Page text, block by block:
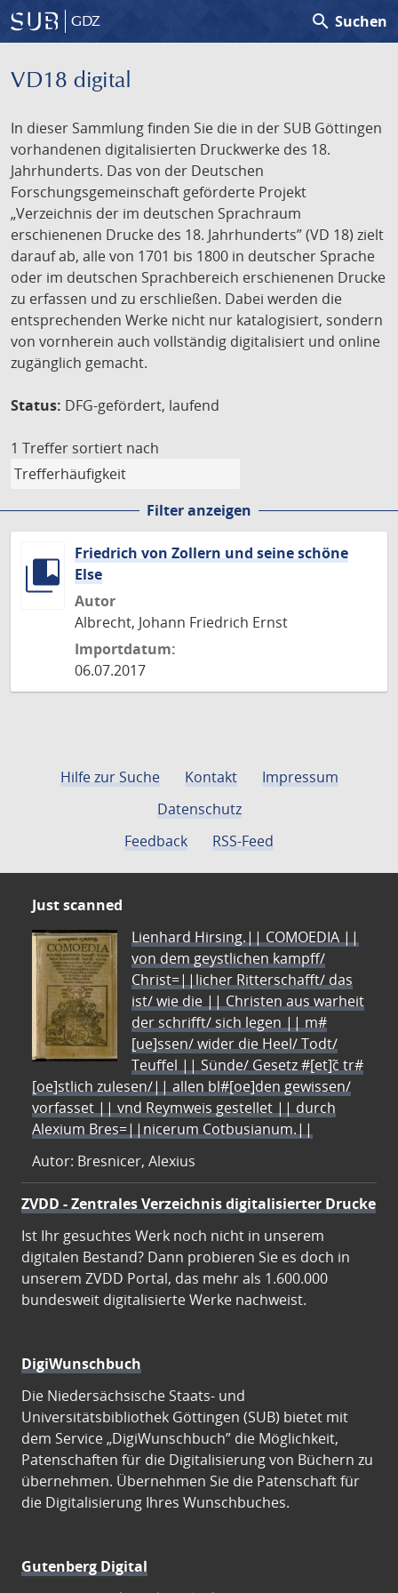
GDZ search Suchen
VD18 digital
In dieser Sammlung finden Sie die in der SUB Göttingen
vorhandenen digitalisierten Druckwerke des 18.
Jahrhunderts. Das von der Deutschen
Forschungsgemeinschaft geförderte Projekt
„Verzeichnis der im deutschen Sprachraum
erschienenen Drucke des 18. Jahrhunderts” (VD 18) zielt
darauf ab, alle von 1701 bis 1800 in deutscher Sprache
oder im deutschen Sprachbereich erschienenen Drucke
zu erfassen und zu erschließen. Dabei werden die
entsprechenden Werke nicht nur katalogisiert, sondern
von vornherein auch vollständig digitalisiert und online
zugänglich gemacht.
Status: DFG-gefördert, laufend
1 Treffer sortiert nach
Filter anzeigen
Friedrich von Zollern und seine schöne
Else
Autor
Albrecht, Johann Friedrich Ernst
Importdatum:
06.07.2017
Hilfe zur Suche Kontakt
Impressum
Datenschutz
Feedback
RSS-Feed
Just scanned
Lienhard Hirsing.|| COMOEDIA ||
von dem geystlichen kampff/
Christ=||licher Ritterschafft/ das
ist/ wie die || Christen aus warheit
der schrifft/ sich legen || m#
[ue]ssen/ wider die Heel/ Todt/
Teuffel || Sünde/ Gesetz #[et]c̃ tr#
[oe]stlich zulesen/|| allen bl#[oe]den gewissen/
vorfasset || vnd Reymweis gestellet || durch
Alexium Bres=||nicerum Cotbusianum.||
Autor: Bresnicer, Alexius
ZVDD - Zentrales Verzeichnis digitalisierter Drucke
Ist Ihr gesuchtes Werk noch nicht in unserem
digitalen Bestand? Dann probieren Sie es doch in
unserem ZVDD Portal, das mehr als 1.600.000
bundesweit digitalisierte Werke nachweist.
DigiWunschbuch
Die Niedersächsische Staats- und
Universitätsbibliothek Göttingen (SUB) bietet mit
dem Service „DigiWunschbuch” die Möglichkeit,
Patenschaften für die Digitalisierung von Büchern zu
übernehmen. Übernehmen Sie die Patenschaft für
die Digitalisierung Ihres Wunschbuches.
Gutenberg Digital